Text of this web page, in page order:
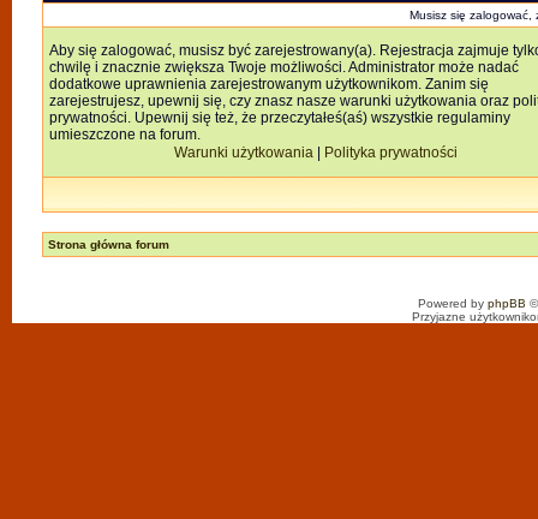
Musisz się zalogować,
Aby się zalogować, musisz być zarejestrowany(a). Rejestracja zajmuje
chwilę i znacznie zwiększa Twoje możliwości. Administrator może nadać
dodatkowe uprawnienia zarejestrowanym użytkownikom. Zanim się
zarejestrujesz, upewnij się, czy znasz nasze warunki użytkowania oraz
prywatności. Upewnij się też, że przeczytałeś(aś) wszystkie regulaminy
umieszczone na forum.
Warunki użytkowania| Polityka prywatności
Strona główna forum
Powered by phpBB
Przyjazne